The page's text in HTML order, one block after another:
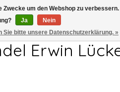
FR 7.00-13.00Uhr
Erwin
um den Webshop zu verbessern.
Ja
Nein
Sie bitte unsere Datenschutzerklärung. »